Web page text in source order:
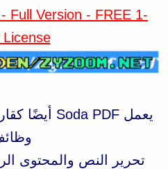
Full Version - FREE 1-
License
تحرير النص والمحتوى